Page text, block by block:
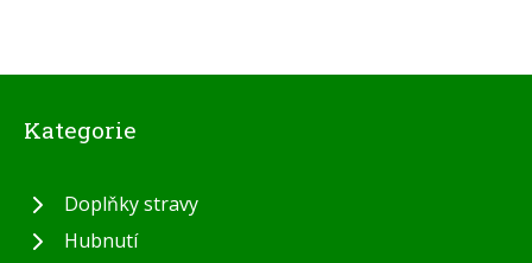
Kategorie
Doplňky stravy
Hubnutí